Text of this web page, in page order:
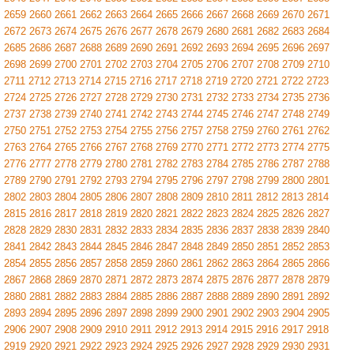
2659 2660 2661 2662 2663 2664 2665 2666 2667 2668 2669 2670 2671
2672 2673 2674 2675 2676 2677 2678 2679 2680 2681 2682 2683 2684
2685 2686 2687 2688 2689 2690 2691 2692 2693 2694 2695 2696 2697
2698 2699 2700 2701 2702 2703 2704 2705 2706 2707 2708 2709 2710
2711 2712 2713 2714 2715 2716 2717 2718 2719 2720 2721 2722 2723
2724 2725 2726 2727 2728 2729 2730 2731 2732 2733 2734 2735 2736
2737 2738 2739 2740 2741 2742 2743 2744 2745 2746 2747 2748 2749
2750 2751 2752 2753 2754 2755 2756 2757 2758 2759 2760 2761 2762
2763 2764 2765 2766 2767 2768 2769 2770 2771 2772 2773 2774 2775
2776 2777 2778 2779 2780 2781 2782 2783 2784 2785 2786 2787 2788
2789 2790 2791 2792 2793 2794 2795 2796 2797 2798 2799 2800 2801
2802 2803 2804 2805 2806 2807 2808 2809 2810 2811 2812 2813 2814
2815 2816 2817 2818 2819 2820 2821 2822 2823 2824 2825 2826 2827
2828 2829 2830 2831 2832 2833 2834 2835 2836 2837 2838 2839 2840
2841 2842 2843 2844 2845 2846 2847 2848 2849 2850 2851 2852 2853
2854 2855 2856 2857 2858 2859 2860 2861 2862 2863 2864 2865 2866
2867 2868 2869 2870 2871 2872 2873 2874 2875 2876 2877 2878 2879
2880 2881 2882 2883 2884 2885 2886 2887 2888 2889 2890 2891 2892
2893 2894 2895 2896 2897 2898 2899 2900 2901 2902 2903 2904 2905
2906 2907 2908 2909 2910 2911 2912 2913 2914 2915 2916 2917 2918
2919 2920 2921 2922 2923 2924 2925 2926 2927 2928 2929 2930 2931